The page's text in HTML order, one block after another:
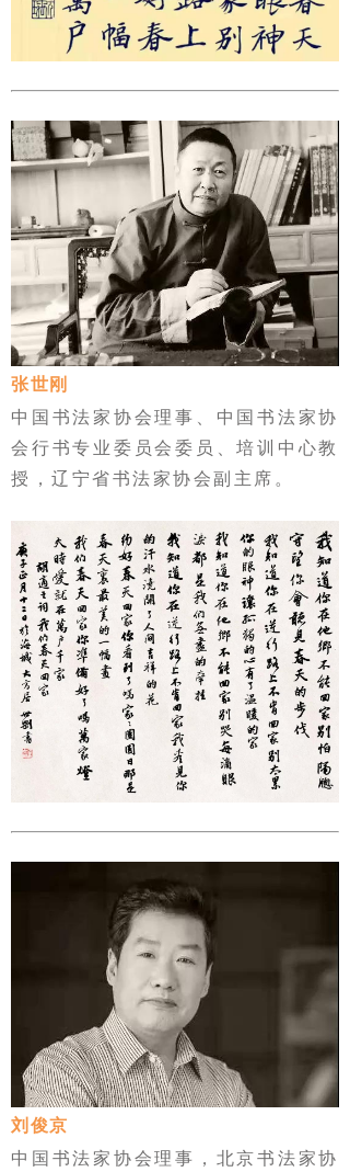
张世刚
中国书法家协会理事、中国书法家协
会行书专业委员会委员、培训中心教
授，辽宁省书法家协会副主席。
刘俊京
中国书法家协会理事，北京书法家协